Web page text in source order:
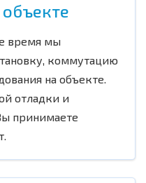
время мы
коммутацию
на объекте.
отладки и
принимаете